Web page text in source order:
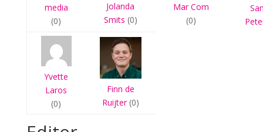
media
(0)
Jolanda
Smits (0)
Mar Com
(0)
Yvette
Laros
(0)
Finn de
Ruijter(0)